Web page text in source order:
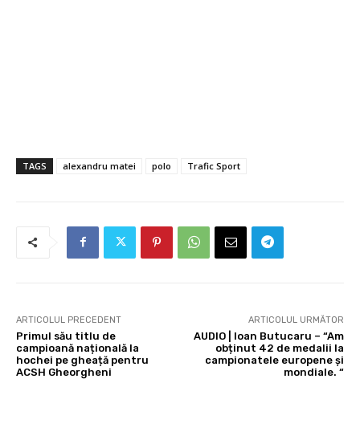
TAGS alexandru matei polo Trafic Sport
ARTICOLUL PRECEDENT
Primul său titlu de
campioană națională la
hochei pe gheață pentru
ACSH Gheorgheni
ARTICOLUL URMĂTOR
AUDIO | Ioan Butucaru – “Am
obținut 42 de medalii la
campionatele europene și
mondiale. “